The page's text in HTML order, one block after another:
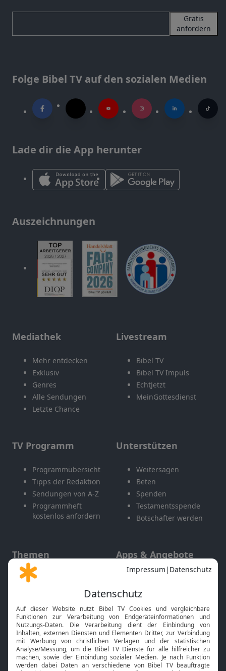
Gratis
anfordern
Folge Bibel TV auf den sozialen Medien
Lade dir die App herunter
Auszeichnungen
Mediathek
Mehr entdecken
Exklusiv
Genres
Alle Sendungen
Letzte Chance
Livestream
Bibel TV
Bibel TV Impuls
EchtJetzt
MeinGottesdienst
TV Programm
Programmübersicht
Tipps der Redaktion
Sendungen von A-Z
Programmheft
kostenlos anfordern
Unterstützen
Weitersagen
Beten
Spenden
Testamentsspende
Botschafter werden
Themen
Gott und Bibel erklärt
Neuigkeiten
Apps & Angebote
Mobile App
Smart TV
HbbTV
Bibelthek Online-Bibel
Nächster Gottesdienst